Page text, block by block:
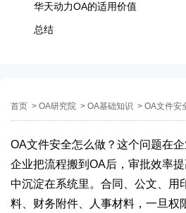
华天动力OA的适用价值
总结
首页 > OA研究院 > OA基础知识 > OA文件安全
OA文件安全怎么做？这个问题在
企业把流程搬到OA后，审批效率
中沉淀在系统里。合同、公文、用
料、财务附件、人事材料，一旦权